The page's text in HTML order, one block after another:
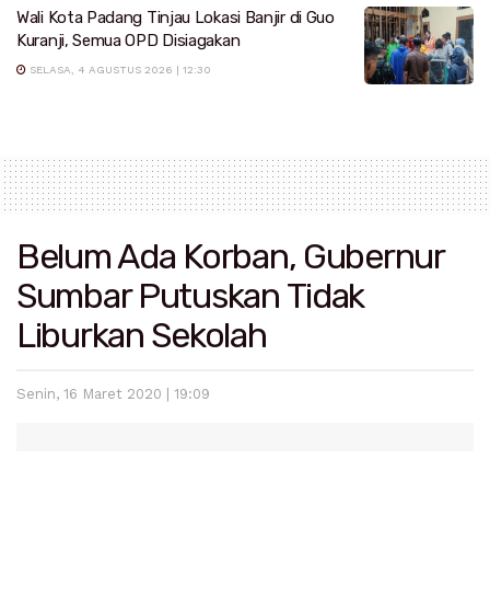
Wali Kota Padang Tinjau Lokasi Banjir di Guo
Kuranji, Semua OPD Disiagakan
SELASA, 4 AGUSTUS 2026 | 12:30
Belum Ada Korban, Gubernur
Sumbar Putuskan Tidak
Liburkan Sekolah
Senin, 16 Maret 2020 | 19:09